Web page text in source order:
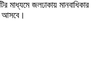
জলঢাকায় মানবাধিকার
আসবে।